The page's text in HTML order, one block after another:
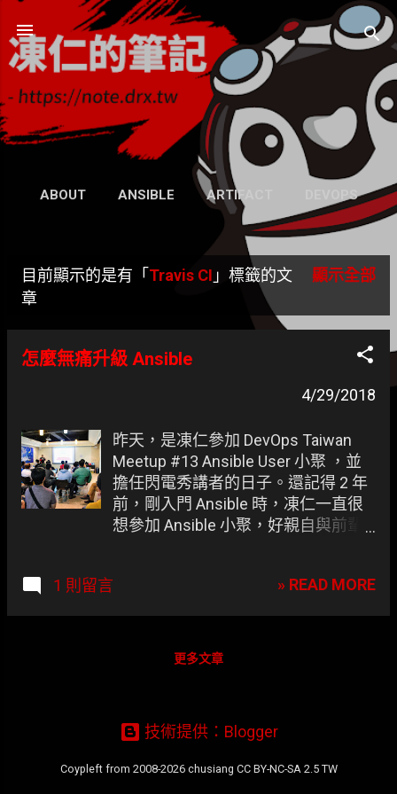
跳到主要內容
凍仁的筆記
- https://note.drx.tw
網頁
ABOUT ANSIBLE ARTIFACT DEVOPS
WIKI 更多…
GRAVATAR
發
表
文
目前顯示的是有「Travis CI 」標籤的文
章
顯示全部
怎麼無痛升級 Ansible
4/29/2018
昨天，是凍仁參加 DevOps Taiwan
Meetup #13 Ansible User 小聚 ，並
擔任閃電秀講者的日子。還記得 2 年
前，剛入門 Ansible 時，凍仁一直很
想參加 Ansible 小聚，好親自與前輩
「怎麼無痛升級 Ansible」這個主
module 從 Ansible 2.4 新加的
Ansible User 小聚分享的簡報。
1 則留言 » READ MORE
更多文章
技術提供：Blogger
Coypleft from 2008-2026 chusiang CC BY-NC-SA 2.5 TW